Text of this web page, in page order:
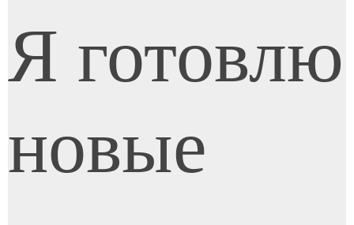
Я готовлю
новые